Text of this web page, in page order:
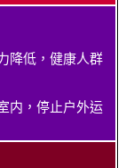
降低，健康人群
内，停止户外运